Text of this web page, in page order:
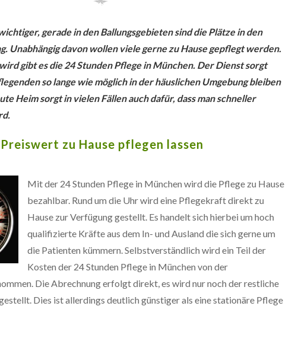
gerade in den Ballungsgebieten sind die Plätze in den
Unabhängig davon wollen viele gerne zu Hause gepflegt werden.
gibt es die 24 Stunden Pflege in München. Der Dienst sorgt
so lange wie möglich in der häuslichen Umgebung bleiben
Heim sorgt in vielen Fällen auch dafür, dass man schneller
Preiswert zu Hause pflegen lassen
Mit der 24 Stunden Pflege in München wird die Pflege zu Hause
bezahlbar. Rund um die Uhr wird eine Pflegekraft direkt zu
Hause zur Verfügung gestellt. Es handelt sich hierbei um hoch
qualifizierte Kräfte aus dem In- und Ausland die sich gerne um
die Patienten kümmern. Selbstverständlich wird ein Teil der
Kosten der 24 Stunden Pflege in München von der
Die Abrechnung erfolgt direkt, es wird nur noch der restliche
Dies ist allerdings deutlich günstiger als eine stationäre Pflege